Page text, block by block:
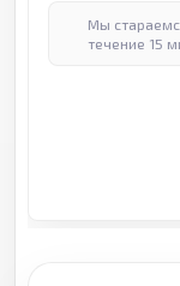
Мы
течение 15